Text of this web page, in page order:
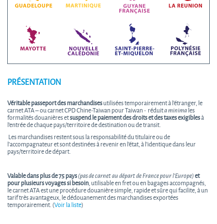
PRÉSENTATION
Véritable passeport des marchandisesutilisées temporairement à l'étranger, le
carnet ATA – ou carnet CPD Chine-Taiwan pour Taiwan - réduitaminimales
formalités douanières etsuspend le paiement des droits et des taxes exigiblesà
l'entrée de chaque pays/territoire de destination ou de transit.
Les marchandises restent sous la responsabilité du titulaire ou de
l'accompagnateur et sont destinées à revenir en l'état, à l’identique dans leur
pays/territoire de départ.
Valable dans plus de 75 pays(pas de carnet au départ de France pour l’Europe)et
pour plusieurs voyages si besoin, utilisable en fret ou en bagages accompagnés,
le carnet ATA est une procédure douanière simple, rapide et sûre qui facilite, à un
tarif très avantageux, le dédouanement des marchandises exportées
temporairement. (Voir la liste)